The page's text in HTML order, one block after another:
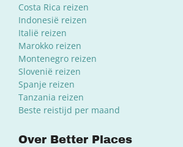
Costa Rica reizen
Indonesië reizen
Italië reizen
Marokko reizen
Montenegro reizen
Slovenië reizen
Spanje reizen
Tanzania reizen
Beste reistijd per maand
Over Better Places